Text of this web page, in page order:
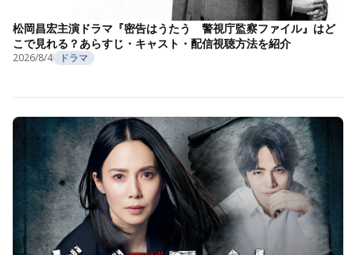
松岡昌宏主演ドラマ『密告はうたう 警視庁監察ファイル』はど
こで見れる？あらすじ・キャスト・配信視聴方法を紹介
2026/8/4 ドラマ